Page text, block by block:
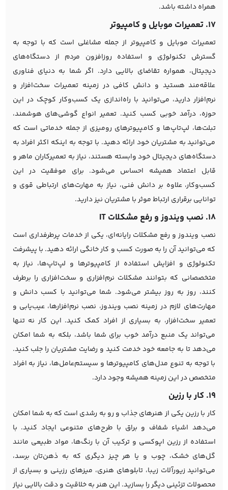
همراه داشته باشد.
17. تعمیرات موبایل و کامپیوتر
تعمیرات موبایل و کامپیوتر از جمله مشاغلی است که با توجه به
گسترش تکنولوژی و استفاده روزافزون مردم از دستگاه‌های
دیجیتال، همواره تقاضای بالایی دارد. اگر شما به دنیای فناوری
علاقه‌مند هستید و دانش کافی در زمینه تعمیرات سخت‌افزار و
نرم‌افزار دارید، می‌توانید با راه‌اندازی یک کسب‌وکار کوچک در این
حوزه، درآمد خوبی کسب کنید. تعمیر انواع گوشی‌های هوشمند،
تبلت‌ها، لپ‌تاپ‌ها و کامپیوترهای رومیزی از جمله خدماتی است که
می‌توانید به مشتریان خود ارائه دهید. با توجه به اینکه اکثر افراد به
دستگاه‌های دیجیتال خود وابسته هستند، نیاز به تعمیرکاران ماهر و
قابل اعتماد همیشه احساس می‌شود. برای موفقیت در این
کسب‌وکار، علاوه بر دانش فنی، نیاز به مهارت‌های ارتباطی قوی و
توانایی برقراری ارتباط موثر با مشتریان نیز دارید.
18. نصب ویندوز و رفع مشکلات IT
نصب ویندوز و رفع مشکلات رایانه‌ای، یکی از خدمات پرطرفداری است
که می‌توانید آن را به صورت کسب و کار خانگی ارائه دهید. با پیشرفت
تکنولوژی و افزایش استفاده از کامپیوترها و لپ‌تاپ‌ها، نیاز به
متخصصانی که بتوانند مشکلات نرم‌افزاری و سخت‌افزاری را برطرف
کنند، روز به روز بیشتر می‌شود. شما می‌توانید با کسب دانش و
مهارت‌های لازم در زمینه نصب ویندوز، نصب نرم‌افزارها، عیب‌یابی و
تعمیر سخت‌افزار، به بسیاری از افراد کمک کنید. این کار نه تنها
می‌تواند یک منبع درآمد خوب برای شما باشد، بلکه به شما امکان
می‌دهد تا به جامعه خود خدمت کنید و رضایت مشتریان را جلب کنید.
با توجه به تنوع مدل‌های کامپیوترها و سیستم‌عامل‌ها، نیاز به افراد
متخصص در این زمینه همیشه وجود دارد.
19. کار با رزین
کار با رزین یکی از هنرهای جذاب و رو به رشدی است که به شما امکان
می‌دهد اشیاء شفاف و براق با طرح‌های متنوعی ایجاد کنید. با
استفاده از رزین اپوکسی و ترکیب آن با رنگ‌ها، مواد طبیعی مانند
گل‌های خشک، چوب و یا هر چیز دیگری که به ذهن‌تان برسد،
می‌توانید زیورآلات زیبا، تابلوهای هنری، میزهای رزینی و بسیاری از
محصولات تزئینی دیگر را بسازید. این هنر به خلاقیت و دقت بالایی نیاز